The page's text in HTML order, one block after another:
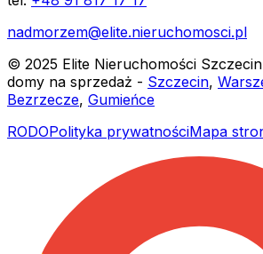
nadmorzem@elite.nieruchomosci.pl
© 2025 Elite Nieruchomości
domy na sprzedaż - Szczecin,
Bezrzecze, Gumieńce
RODOPolityka prywatnościMapa